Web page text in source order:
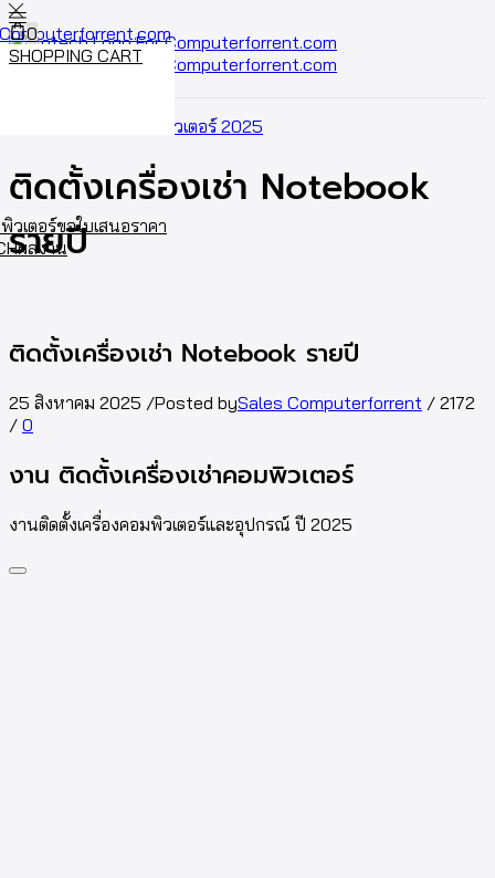
วเตอร์ขอใบเสนอราคา
ผลงาน
0
SHOPPING CART
ผลงานเช่าคอมพิวเตอร์ 2025
ติดตั้งเครื่องเช่า Notebook
รายปี
ติดตั้งเครื่องเช่า Notebook รายปี
25 สิงหาคม 2025 /Posted bySales Computerforrent / 2172
/ 0
งาน ติดตั้งเครื่องเช่าคอมพิวเตอร์
งานติดตั้งเครื่องคอมพิวเตอร์และอุปกรณ์ ปี 2025